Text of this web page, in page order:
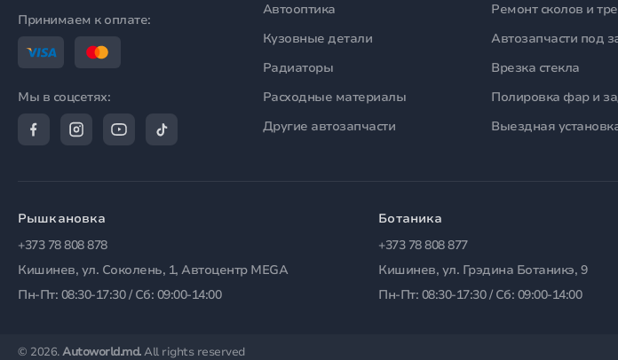
Принимаем к оплате:
Мы в соцсетях:
Автооптика
Кузовные детали
Радиаторы
Расходные материалы
Другие автозапчасти
Ремонт сколов и
Автозапчасти под
Врезка стекла
Полировка фар и
Выездная
Рышкановка
+373 78 808 878
Кишинев, ул. Соколень, 1, Автоцентр MEGA
Пн-Пт: 08:30-17:30 / Сб: 09:00-14:00
Ботаника
+373 78 808 877
Кишинев, ул. Грэдина Ботаникэ, 9
Пн-Пт: 08:30-17:30 / Сб: 09:00-14:00
© 2026.Autoworld.md.All rights reserved